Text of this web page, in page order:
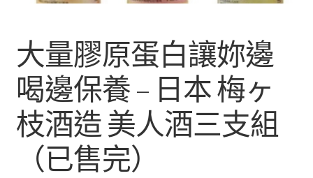
大量膠原蛋白讓妳邊
喝邊保養 – 日本 梅ヶ
枝酒造 美人酒三支組
（已售完）